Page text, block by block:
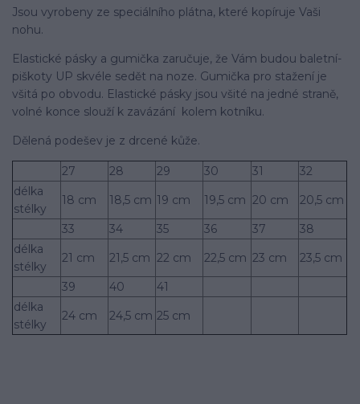
Jsou vyrobeny ze speciálního plátna, které kopí­ruje Vaši
nohu.
Elastické pásky a gumička zaručuje, že Vám budou baletní­
piškoty UP skvéle sedět na noze. Gumička pro stažení­ je
všitá po obvodu. Elastické pásky jsou všité na jedné straně,
volné konce slouží­ k zavázání kolem kotní­ku.
Dělená podešev je z drcené kůže.
27 28 29 30 31
32
délka
stélky
18 cm 18,5 cm 19 cm 19,5 cm 20 cm
20,5 cm
33
34 35 36 37
38
délka
stélky
21 cm 21,5 cm 22 cm 22,5 cm 23 cm
23,5 cm
39
40
41
délka
stélky
24 cm 24,5 cm 25 cm